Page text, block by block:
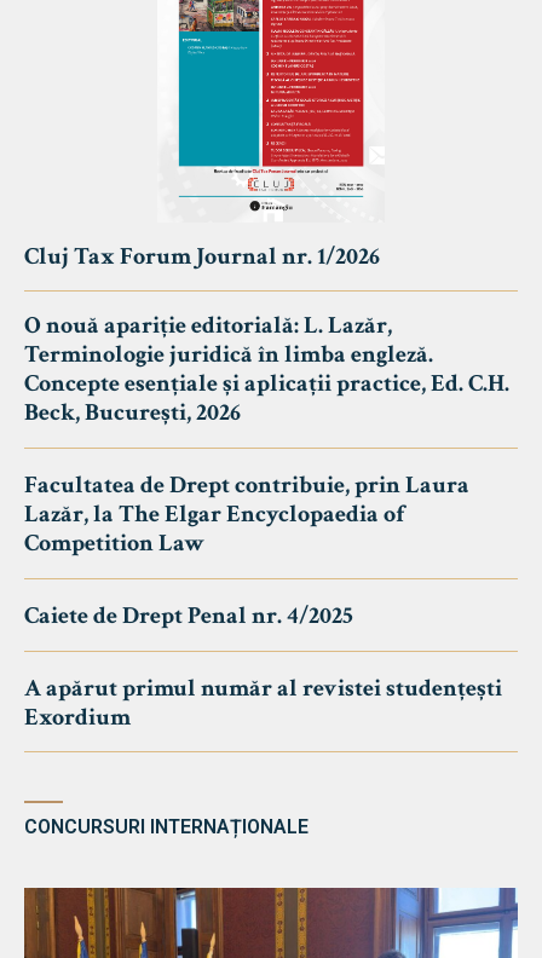
Cluj Tax Forum Journal nr. 1/2026
O nouă apariție editorială: L. Lazăr,
Terminologie juridică în limba engleză.
Concepte esențiale și aplicații practice, Ed. C.H.
Beck, București, 2026
Facultatea de Drept contribuie, prin Laura
Lazăr, la The Elgar Encyclopaedia of
Competition Law
Caiete de Drept Penal nr. 4/2025
A apărut primul număr al revistei studențești
Exordium
CONCURSURI INTERNAȚIONALE